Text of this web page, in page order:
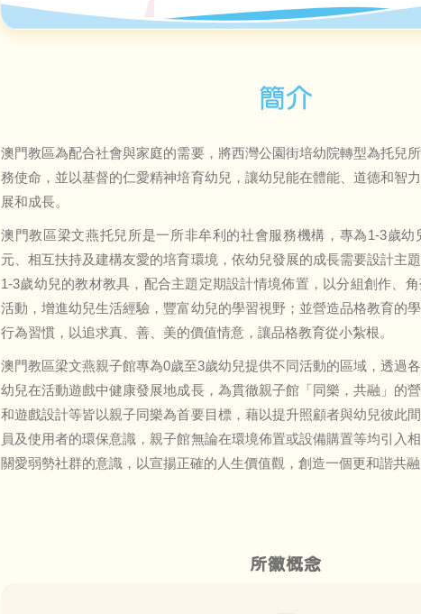
簡介
澳門教區為配合社會與家庭的需要，將西灣公園街培幼院轉型為托兒
務使命，並以基督的仁愛精神培育幼兒，讓幼兒能在體能、道德和智
展和成長。
澳門教區梁文燕托兒所是一所非牟利的社會服務機構，專為1-3歲
元、相互扶持及建構友愛的培育環境，依幼兒發展的成長需要設計主
1-3歲幼兒的教材教具，配合主題定期設計情境佈置，以分組創作、
活動，增進幼兒生活經驗，豐富幼兒的學習視野；並營造品格教育的
行為習慣，以追求真、善、美的價值情意，讓品格教育從小紮根。
澳門教區梁文燕親子館專為0歲至3歲幼兒提供不同活動的區域，透過
幼兒在活動遊戲中健康發展地成長，為貫徹親子館「同樂，共融」的
和遊戲設計等皆以親子同樂為首要目標，藉以提升照顧者與幼兒彼此
員及使用者的環保意識，親子館無論在環境佈置或設備購置等均引入
關愛弱勢社群的意識，以宣揚正確的人生價值觀，創造一個更和諧共融
所徽概念